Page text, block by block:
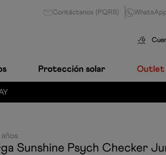
Contáctanos (PQRS)
Protección solar Outlet
Sunshine Psych Checker